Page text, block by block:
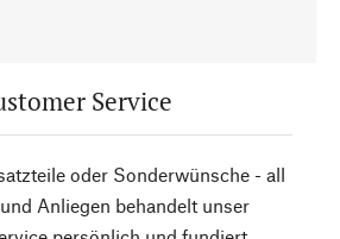
Service
oder Sonderwünsche - all
Anliegen behandelt unser